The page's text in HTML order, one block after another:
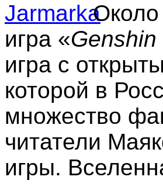
игра «
игра с
которой в
множество
читатели
игры.